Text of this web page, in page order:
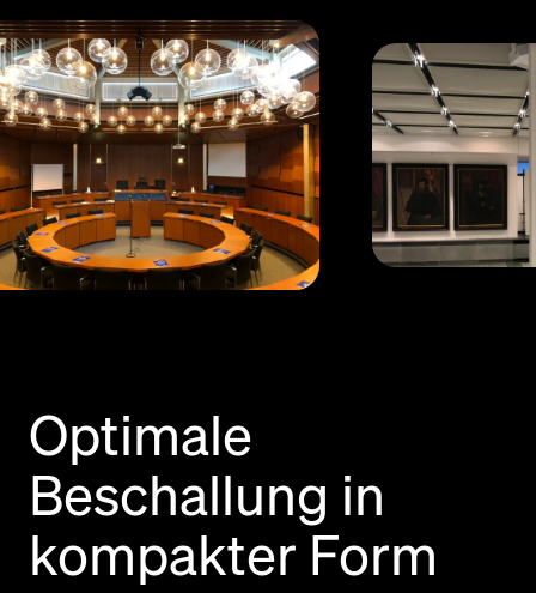
Optimale
Beschallung in
kompakter Form